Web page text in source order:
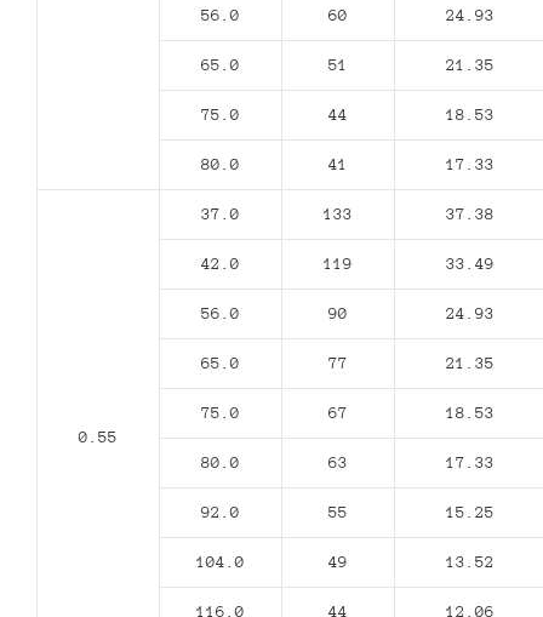
56.0 60 24.93
65.0 51 21.35
75.0 44 18.53
80.0 41 17.33
0.55
37.0 133 37.38
42.0 119 33.49
56.0 90 24.93
65.0 77 21.35
75.0 67 18.53
80.0 63 17.33
92.0 55 15.25
104.0 49 13.52
116.0 44 12.06